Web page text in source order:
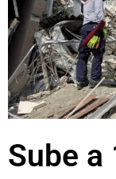
Sube a